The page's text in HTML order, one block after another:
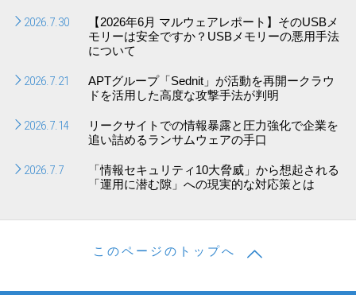
2026.7.30
【2026年6月 マルウェアレポート】そのUSBメ
モリーは安全ですか？USBメモリーの悪用手法
について
2026.7.21
APTグループ「Sednit」が活動を再開ークラウ
ドを活用した高度な攻撃手法が判明
2026.7.14
リークサイトでの情報暴露と圧力強化で企業を
追い詰めるランサムウェアの手口
2026.7.7
「情報セキュリティ10大脅威」から想起される
「運用に潜む隙」への現実的な対応策とは
このページのトップへ